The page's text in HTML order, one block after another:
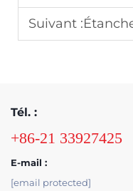
Suivant :Étanche et résistant
Tél. :
+86-21 33927425
E-mail :
[email protected]